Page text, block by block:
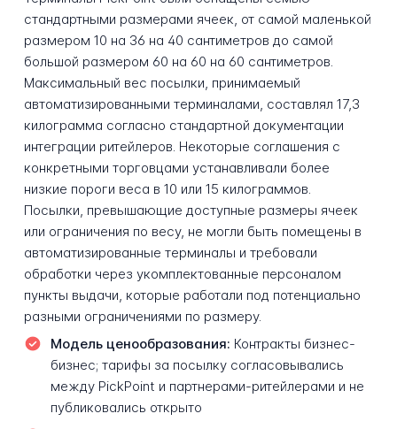
стандартными размерами ячеек, от самой маленькой
размером 10 на 36 на 40 сантиметров до самой
большой размером 60 на 60 на 60 сантиметров.
Максимальный вес посылки, принимаемый
автоматизированными терминалами, составлял 17,3
килограмма согласно стандартной документации
интеграции ритейлеров. Некоторые соглашения с
конкретными торговцами устанавливали более
низкие пороги веса в 10 или 15 килограммов.
Посылки, превышающие доступные размеры ячеек
или ограничения по весу, не могли быть помещены в
автоматизированные терминалы и требовали
обработки через укомплектованные персоналом
пункты выдачи, которые работали под потенциально
разными ограничениями по размеру.
Модель ценообразования: Контракты бизнес-
бизнес; тарифы за посылку согласовывались
между PickPoint и партнерами-ритейлерами и не
публиковались открыто